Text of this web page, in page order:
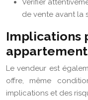
Vérifier
de vente avant la
Implications
Le vendeur est
offre, même
implications et des